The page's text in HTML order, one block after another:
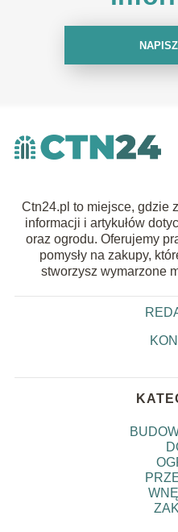
Ctn24.pl to miejsce, gdzie
informacji i artykułów
oraz ogrodu. Oferujemy
pomysły na zakupy,
stworzysz wymarzone